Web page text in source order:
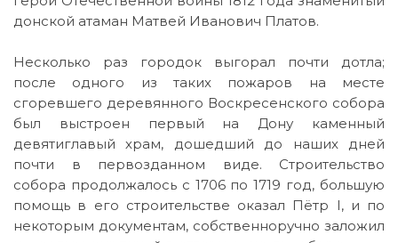
донской атаман Матвей Иванович Платов.
Несколько раз городок выгорал почти дотла;
после одного из таких пожаров на месте
сгоревшего деревянного Воскресенского собора
был выстроен первый на Дону каменный
девятиглавый храм, дошедший до наших дней
почти в первозданном виде. Строительство
собора продолжалось с 1706 по 1719 год, большую
помощь в его строительстве оказал Пётр I, и по
некоторым документам, собственноручно заложил